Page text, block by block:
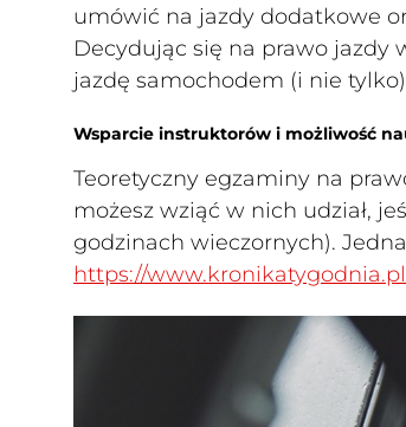
umówić na jazdy dodatkowe
Decydując się na prawo jazdy
jazdę samochodem (i nie
Wsparcie instruktorów i możliwość
Teoretyczny egzaminy na
możesz wziąć w nich udział,
godzinach wieczornych).
https://